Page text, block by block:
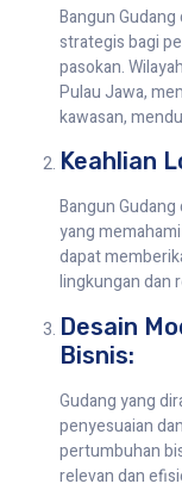
Bangun
strategis bagi
pasokan.
Pulau Jawa,
kawasan,
Keahlian
Bangun
yang
dapat
lingkungan dan
Desain
Bisnis:
Gudang yang
penyesuaian
pertumbuhan
relevan dan